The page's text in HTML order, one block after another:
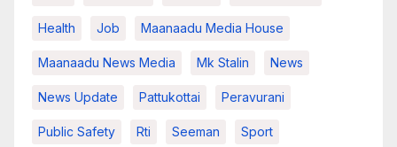
Health Job Maanaadu Media House
Maanaadu News Media Mk Stalin News
News Update Pattukottai Peravurani
Public Safety Rti Seeman Sport